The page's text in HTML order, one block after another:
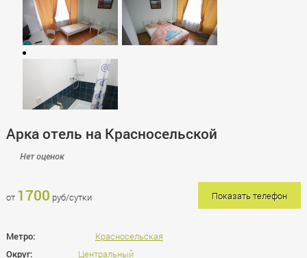
Арка отель на Красносельской
Нет оценок
от 1700 руб/сутки Показать телефон
Метро:
Красносельская
Округ:
Центральный